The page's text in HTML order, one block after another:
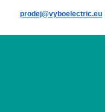
prodej@vyboelectric.eu